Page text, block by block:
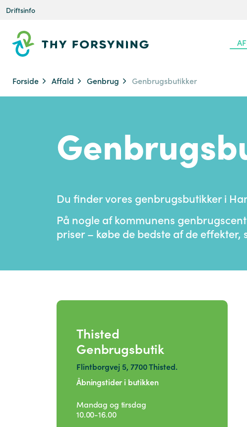
Driftsinfo
Forside Affald Genbrug Genbrugsbutikker
Du finder vores genbrugsbutikker i
På nogle af kommunens
priser – købe de bedste af de
Thisted
Genbrugsbutik
Flintborgvej 5, 7700 Thisted.
Åbningstider i butikken
Mandag og tirsdag
10.00-16.00